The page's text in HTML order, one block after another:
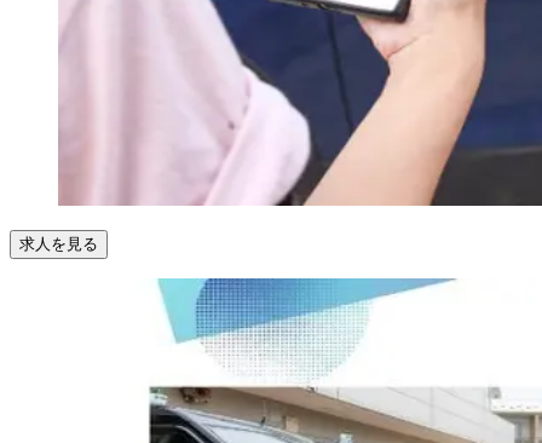
求人を見る